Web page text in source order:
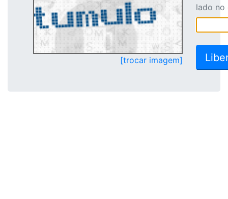
[trocar imagem]
lado no